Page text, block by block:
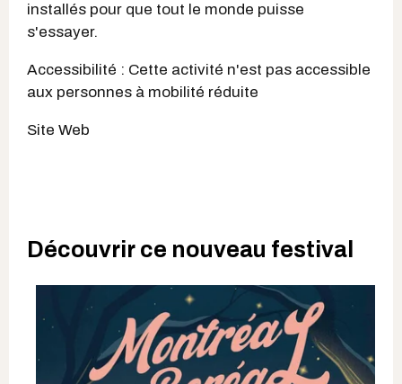
installés pour que tout le monde puisse
s'essayer.
Accessibilité : Cette activité n'est pas accessible
aux personnes à mobilité réduite
Site Web
Découvrir ce nouveau festival